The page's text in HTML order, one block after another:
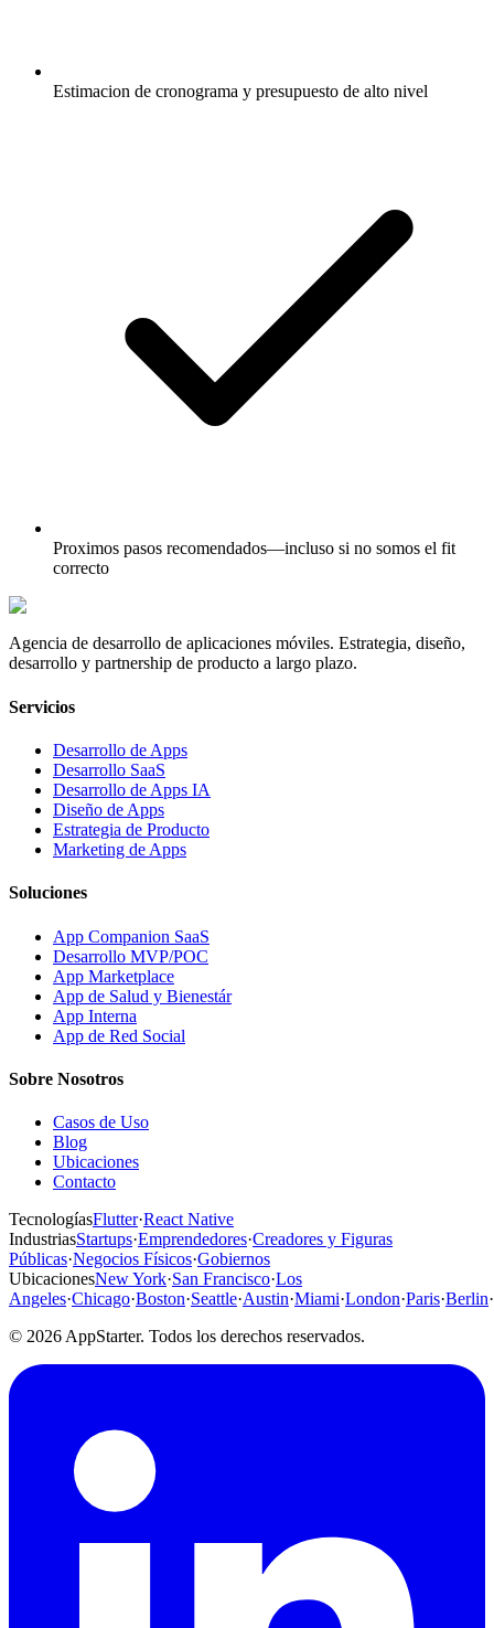
Estimacion de cronograma y presupuesto de alto nivel
Proximos pasos recomendados—incluso si no somos el fit
correcto
Agencia de desarrollo de aplicaciones móviles. Estrategia, diseño,
desarrollo y partnership de producto a largo plazo.
Servicios
Desarrollo de Apps
Desarrollo SaaS
Desarrollo de Apps IA
Diseño de Apps
Estrategia de Producto
Marketing de Apps
Soluciones
App Companion SaaS
Desarrollo MVP/POC
App Marketplace
App de Salud y Bienestár
App Interna
App de Red Social
Sobre Nosotros
Casos de Uso
Blog
Ubicaciones
Contacto
TecnologíasFlutter·React Native
IndustriasStartups·Emprendedores·Creadores y Figuras
Públicas·Negocios Físicos·Gobiernos
UbicacionesNew York·San Francisco·Los
Angeles·Chicago·Boston·Seattle·Austin·Miami·London·Paris·Berlin·
© 2026 AppStarter. Todos los derechos reservados.